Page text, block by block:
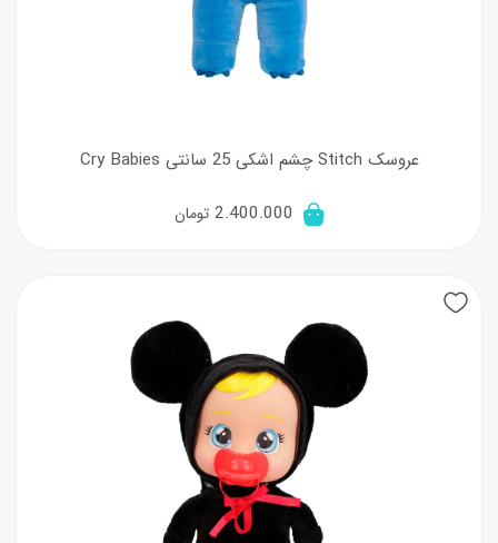
عروسک Stitch چشم اشکی 25 سانتی Cry Babies
2.400.000 تومان